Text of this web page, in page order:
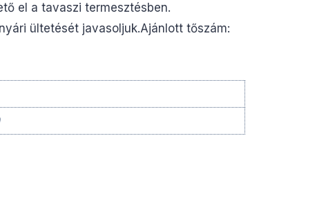
el a tavaszi termesztésben.
ültetését javasoljuk.Ajánlott tőszám: